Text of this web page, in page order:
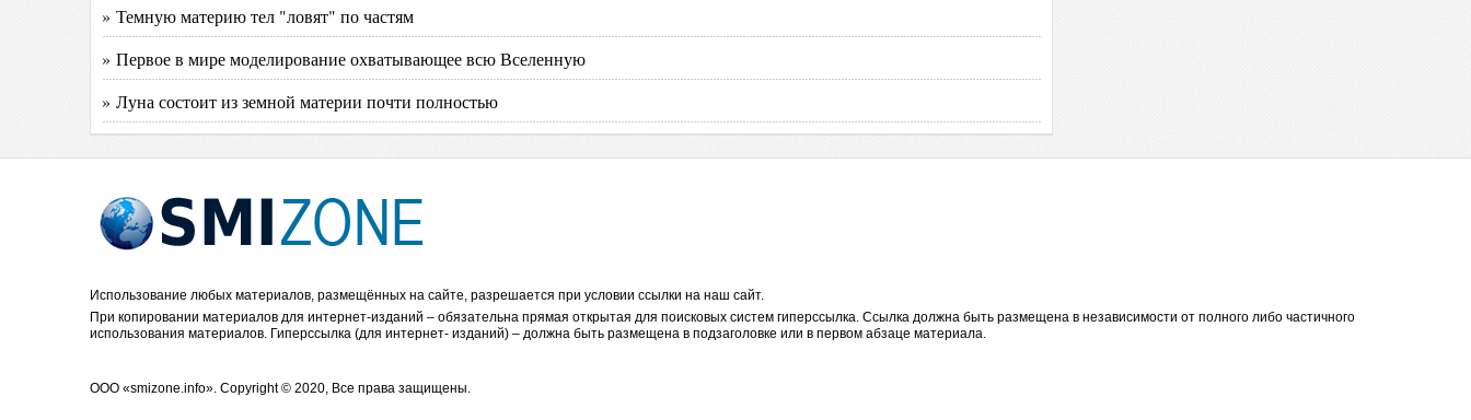
» Темную материю тел "ловят" по частям
» Первое в мире моделирование охватывающее всю Вселенную
» Луна состоит из земной материи почти полностью
Использование любых материалов, размещённых на сайте, разрешается при условии ссылки на наш сайт.
При копировании материалов для интернет-изданий – обязательна прямая открытая для поисковых систем гиперссылка. Ссылка должна быть размещена в независимости от полного либо частичного
использования материалов. Гиперссылка (для интернет- изданий) – должна быть размещена в подзаголовке или в первом абзаце материала.
ООО «smizone.info». Copyright © 2020, Все права защищены.